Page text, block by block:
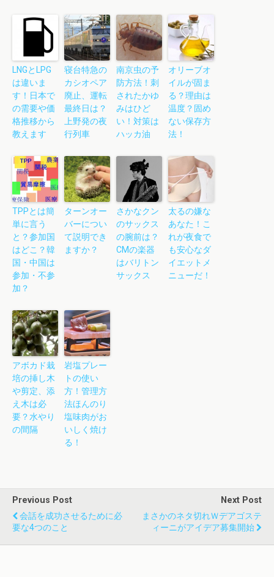
LNGとLPG
は違いま
す！日本で
の需要や価
格推移から
教えます
寝台特急の
カシオペア
廃止、運転
最終日は？
上野発の夜
行列車
南京虫の予
防方法！刺
されたかゆ
みはひど
い！対策は
ハッカ油
オリーブオ
イルが固ま
る？理由は
温度？固め
ない保存方
法！
TPPとは簡
単に言う
と？参加国
はどこ？韓
国・中国は
参加・不参
加？
ターンオー
バーについ
て説明でき
ますか？
さかなクン
のサックス
の腕前は？
CMの楽器
はバリトン
サックス
太るの嫌な
あなた！こ
れが夜食で
も安心なダ
イエットメ
ニューだ！
アボカド栽
培の挿し木
や剪定、添
え木は必
要？水やり
の間隔
岩塩プレー
トの使い
方！管理方
法ほんのり
塩味肉がお
いしく焼け
る！
Previous Post
会話を成功させるために必
要な4つのこと
Next Post
まさかのネタ切れｗデアゴステ
ィーニがアイデア募集開始